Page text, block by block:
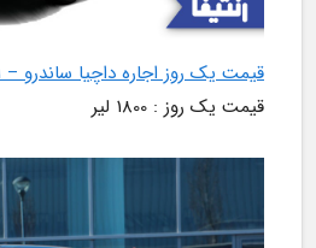
قیمت یک روز اجاره داچیا ساندرو – 2021 در ازمیر
قیمت یک روز : 1800 لیر